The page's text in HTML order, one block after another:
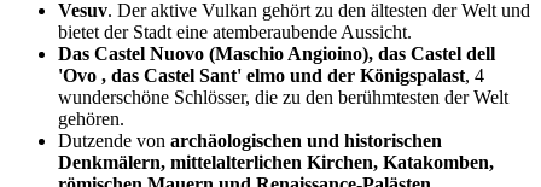
Vesuv. Der aktive Vulkan gehört zu den ältesten der Welt und
bietet der Stadt eine atemberaubende Aussicht.
Das Castel Nuovo (Maschio Angioino), das Castel dell
'Ovo , das Castel Sant' elmo und der Königspalast, 4
wunderschöne Schlösser, die zu den berühmtesten der Welt
gehören.
Dutzende von archäologischen und historischen
Denkmälern, mittelalterlichen Kirchen, Katakomben,